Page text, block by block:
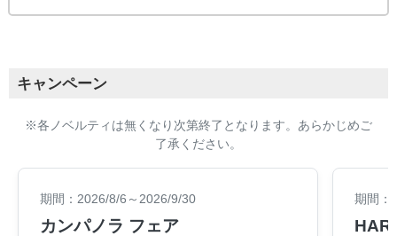
キャンペーン
※各ノベルティは無くなり次第終了となります。あらかじめご
了承ください。
期間：2026/8/6～2026/9/30
カンパノラ フェア
期間：